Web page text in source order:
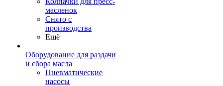
масленок
Снято с
производства
Ещё
Оборудование для раздачи
и сбора масла
Пневматические
насосы